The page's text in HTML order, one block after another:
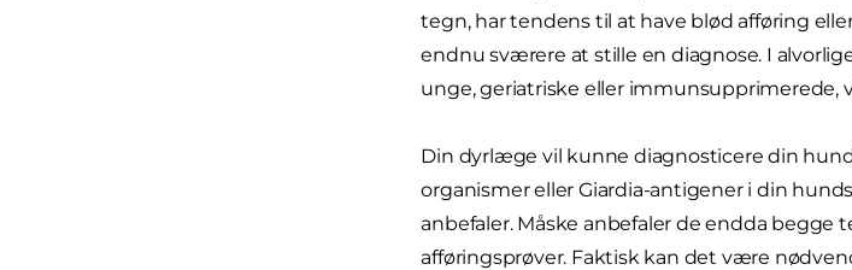
tegn, har tendens til at have blød afføring
endnu sværere at stille en diagnose. I
unge, geriatriske eller immunsupprimerede,
Din dyrlæge vil kunne diagnosticere din
organismer eller Giardia-antigener i din
anbefaler. Måske anbefaler de endda begge
afføringsprøver. Faktisk kan det være